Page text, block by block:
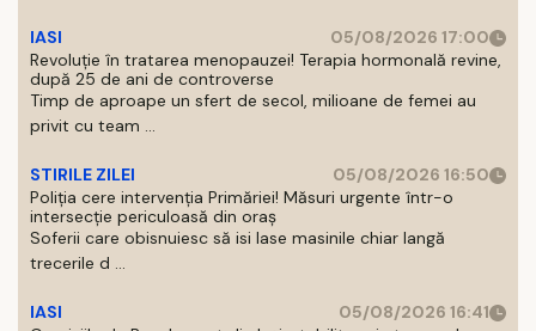
IASI
05/08/2026 17:00
Revoluție în tratarea menopauzei! Terapia hormonală revine,
după 25 de ani de controverse
Timp de aproape un sfert de secol, milioane de femei au
privit cu team ...
STIRILE ZILEI
05/08/2026 16:50
Poliția cere intervenția Primăriei! Măsuri urgente într-o
intersecție periculoasă din oraș
Soferii care obisnuiesc să isi lase masinile chiar langă
trecerile d ...
IASI
05/08/2026 16:41